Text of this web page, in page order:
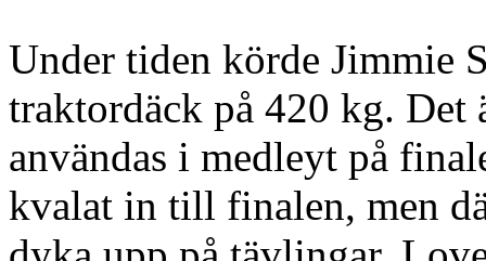
Under tiden körde Jimmie
traktordäck på 420 kg. Det
användas i medleyt på
kvalat in till finalen, men